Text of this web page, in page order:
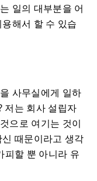
일의 대부분을 어
해서 할 수 있습
사무실에게 일하
저는 회사 설립자
으로 여기는 것이
때문이라고 생각
피할 뿐 아니라 유